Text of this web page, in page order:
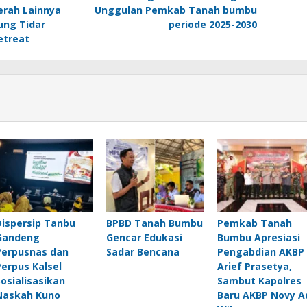
Lainnya
Tidar
Unggulan Pemkab Tanah bumbu
periode 2025-2030
Tanbu
dan
Kalsel
Kuno
BPBD Tanah Bumbu
Gencar Edukasi
Sadar Bencana
Pemkab Tanah
Bumbu Apresiasi
Pengabdian AKBP
Arief Prasetya,
Sambut Kapolres
Baru AKBP Novy